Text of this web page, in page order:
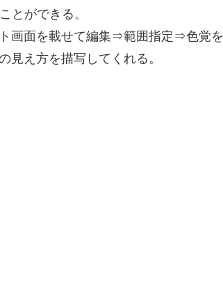
とができる。
画面を載せて編集⇒範囲指定⇒色覚を
見え方を描写してくれる。